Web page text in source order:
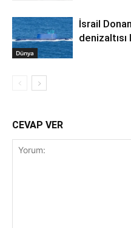
Dünya
İsrail
denizaltısı
CEVAP VER